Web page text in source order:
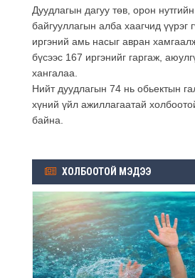
Дуудлагын дагуу төв, орон
байгууллагын алба хаагчид үүрэг
иргэний амь насыг авран
бүсээс 167 иргэнийг гаргаж,
хангалаа.
Нийт дуудлагын 74 нь обьектын
хүний үйл ажиллагаатай
байна.
ХОЛБООТОЙ МЭДЭЭ